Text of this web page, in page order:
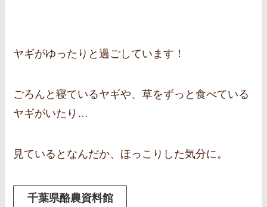
ヤギがゆったりと過ごしています！
ごろんと寝ているヤギや、草をずっと食べている
ヤギがいたり…
見ているとなんだか、ほっこりした気分に。
千葉県酪農資料館